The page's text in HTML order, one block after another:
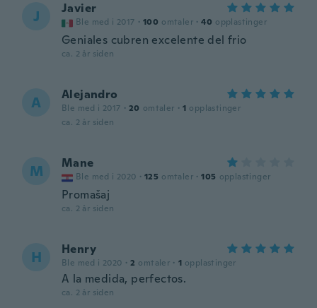
J Javier
Ble med i 2017 · 100 omtaler · 40 opplastinger
Geniales cubren excelente del frio
ca. 2 år siden
A Alejandro
Ble med i 2017 · 20 omtaler · 1 opplastinger
ca. 2 år siden
M Mane
Ble med i 2020 · 125 omtaler · 105 opplastinger
Promašaj
ca. 2 år siden
H Henry
Ble med i 2020 · 2 omtaler · 1 opplastinger
A la medida, perfectos.
ca. 2 år siden